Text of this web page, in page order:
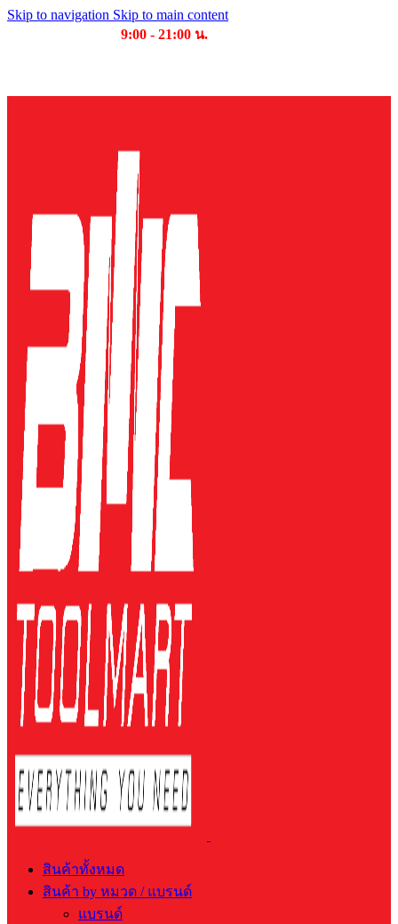
Skip to navigation Skip to main content
9:00 - 21:00 น.
สินค้าทั้งหมด
สินค้า by หมวด / แบรนด์
แบรนด์